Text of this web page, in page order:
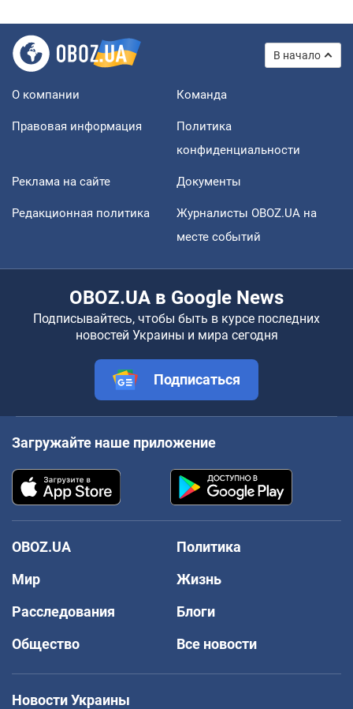
В начало
О компании Команда
Правовая информация
Политика
конфиденциальности
Реклама на сайте Документы
Редакционная политика
Журналисты OBOZ.UA на
месте событий
OBOZ.UA в Google News
Подписывайтесь, чтобы быть в курсе последних
новостей Украины и мира сегодня
Подписаться
Загружайте наше приложение
OBOZ.UA
Политика
Мир
Жизнь
Расследования
Блоги
Общество
Все новости
Новости Украины